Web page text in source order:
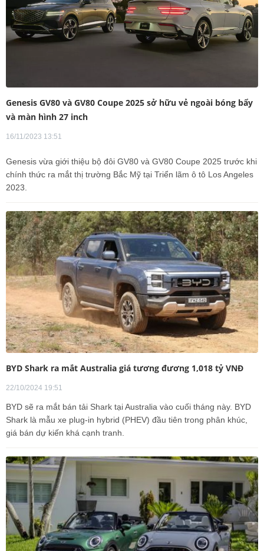
Genesis GV80 và GV80 Coupe 2025 sở hữu vẻ ngoài bóng bẩy
và màn hình 27 inch
16/11/2023 13:51
Genesis vừa giới thiệu bộ đôi GV80 và GV80 Coupe 2025 trước khi
chính thức ra mắt thị trường Bắc Mỹ tại Triển lãm ô tô Los Angeles
2023.
BYD Shark ra mắt Australia giá tương đương 1,018 tỷ VNĐ
22/10/2024 19:51
BYD sẽ ra mắt bán tải Shark tại Australia vào cuối tháng này. BYD
Shark là mẫu xe plug-in hybrid (PHEV) đầu tiên trong phân khúc,
giá bán dự kiến khá cạnh tranh.